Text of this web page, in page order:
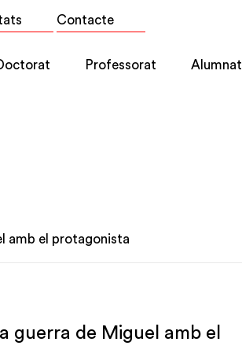
Contacte
Professorat Alumnat
amb el protagonista
guerra de Miguel amb el